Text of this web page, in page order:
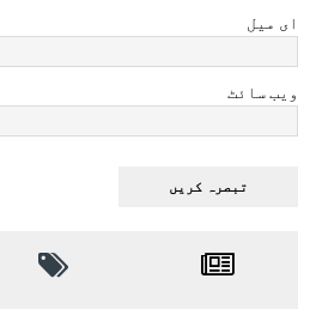
ای میل
ویب سائٹ